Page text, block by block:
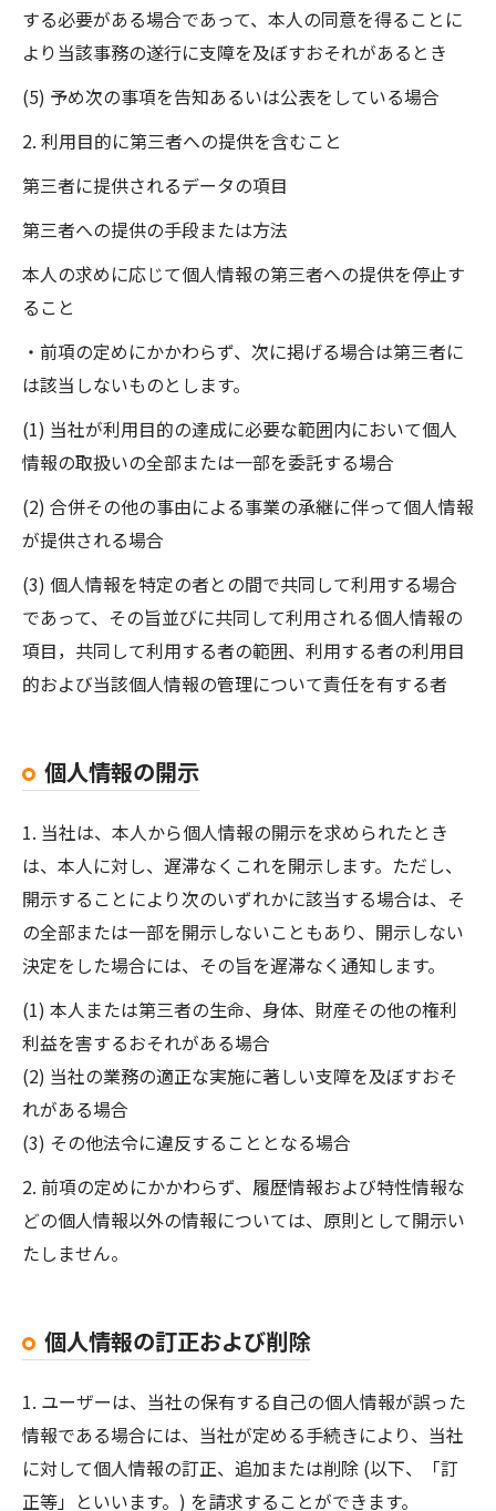
する必要がある場合であって、本人の同意を得ることに
より当該事務の遂行に支障を及ぼすおそれがあるとき
(5) 予め次の事項を告知あるいは公表をしている場合
2. 利用目的に第三者への提供を含むこと
第三者に提供されるデータの項目
第三者への提供の手段または方法
本人の求めに応じて個人情報の第三者への提供を停止す
ること
・前項の定めにかかわらず、次に掲げる場合は第三者に
は該当しないものとします。
(1) 当社が利用目的の達成に必要な範囲内において個人
情報の取扱いの全部または一部を委託する場合
(2) 合併その他の事由による事業の承継に伴って個人情報
が提供される場合
(3) 個人情報を特定の者との間で共同して利用する場合
であって、その旨並びに共同して利用される個人情報の
項目，共同して利用する者の範囲、利用する者の利用目
的および当該個人情報の管理について責任を有する者
個人情報の開示
1. 当社は、本人から個人情報の開示を求められたとき
は、本人に対し、遅滞なくこれを開示します。ただし、
開示することにより次のいずれかに該当する場合は、そ
の全部または一部を開示しないこともあり、開示しない
決定をした場合には、その旨を遅滞なく通知します。
(1) 本人または第三者の生命、身体、財産その他の権利
利益を害するおそれがある場合
(2) 当社の業務の適正な実施に著しい支障を及ぼすおそ
れがある場合
(3) その他法令に違反することとなる場合
2. 前項の定めにかかわらず、履歴情報および特性情報な
どの個人情報以外の情報については、原則として開示い
たしません。
個人情報の訂正および削除
1. ユーザーは、当社の保有する自己の個人情報が誤った
情報である場合には、当社が定める手続きにより、当社
に対して個人情報の訂正、追加または削除 (以下、「訂
正等」といいます。) を請求することができます。